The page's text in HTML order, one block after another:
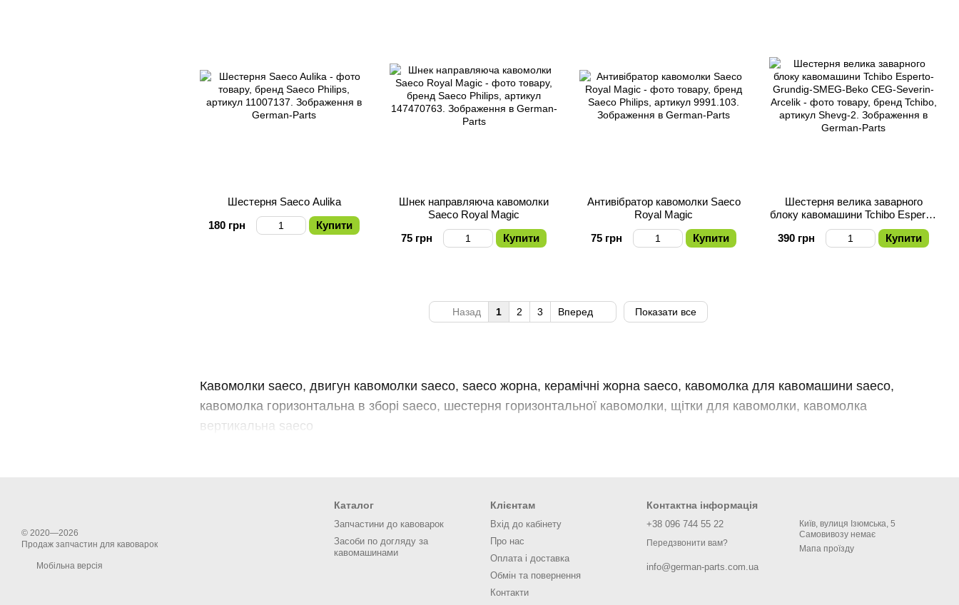
Кавомолки saeco, двигун кавомолки saeco, saeco жорна, керамічні жорна saeco, кавомолка для кавомашини saeco,
кавомолка горизонтальна в зборі saeco, шестерня горизонтальної кавомолки, щітки для кавомолки, кавомолка
вертикальна saeco
Шестерня Saeco Aulika
180 грн
Купити
Шнек направляюча кавомолки
Saeco Royal Magic
75 грн
Купити
Антивібратор кавомолки Saeco
Royal Magic
75 грн
Купити
Шестерня велика заварного
блоку кавомашини Tchibo Esperto-
Grundig-SMEG-Beko CEG-
Severin-Arcelik
390 грн Купити
Назад 1 2 3 Вперед Показати все
© 2020—2026
Продаж запчастин для кавоварок
Мобільна версія
Каталог
Запчастини до кавоварок
Засоби по догляду за
кавомашинами
Клієнтам
Вхід до кабінету
Про нас
Оплата і доставка
Обмін та повернення
Контакти
Контактна інформація
+38 096 744 55 22
Передзвонити вам?
info@german-parts.com.ua
Київ, вулиця Ізюмська, 5
Самовивозу немає
Мапа проїзду